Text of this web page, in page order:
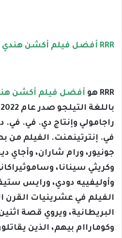
RRR أفضل فيلم أكشن هندي فانتازي تاريخي :
RRR هو
أفضل فيلم أكشن
راجامولي وإنتاج دي. في. في.
في. إنترتينمنت. الفيلم من
جونيور، ورام شاران، وأجاي
وكريثي سينانا،
وأوليفييه دودي، ورايس
الفيلم في عشرينيات القرن
البريطانية، ويروي قصة اثنين
وكوماراام بيهم، الذين